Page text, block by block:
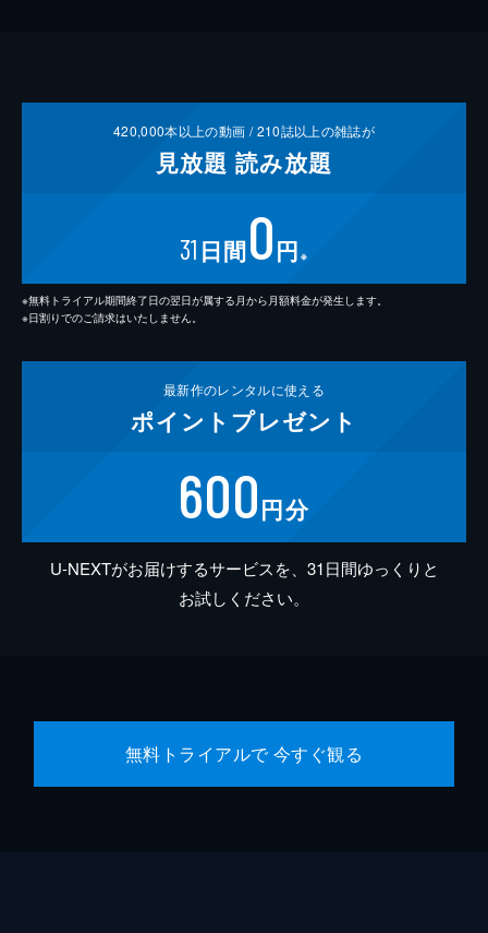
420,000本以上の動画 /210誌以上の雑誌が
見放題 読み放題
31 日間0円 ※
※無料トライアル期間終了日の翌日が属する月から月額料金が発生します。
※日割りでのご請求はいたしません。
最新作のレンタルに使える
ポイント プレゼント
600円分
U-NEXTがお届けするサービスを、31日間ゆっくりと
お試しください。
無料トライアルで 今すぐ観る